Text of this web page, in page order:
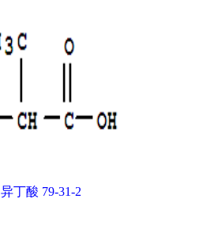
异丁酸 79-31-2